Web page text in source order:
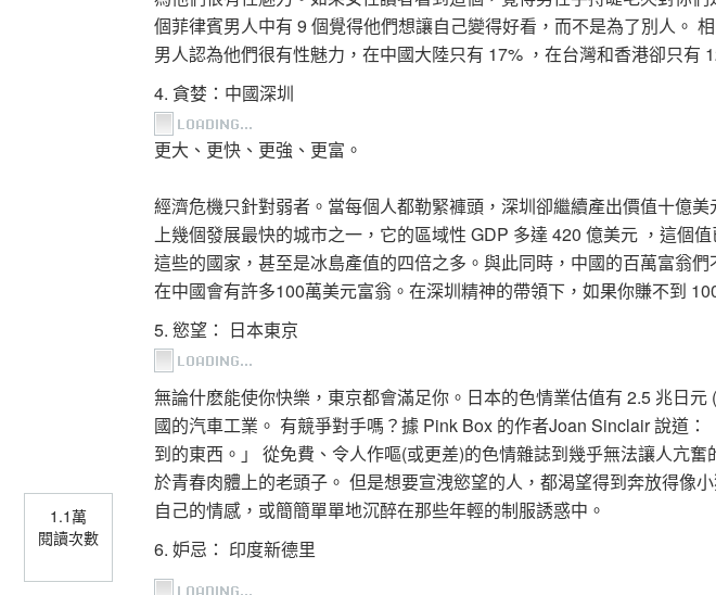
1.1萬
閱讀次數
個菲律賓男人中有 9 個覺得他們想讓自己變得好看，而不是為了別人。
男人認為他們很有性魅力，在中國大陸只有 17% ，在台灣和香港卻只有
4. 貪婪：中國深圳
更大、更快、更強、更富。
經濟危機只針對弱者。當每個人都勒緊褲頭，深圳卻繼續產出價值十億
上幾個發展最快的城市之一，它的區域性 GDP 多達 420 億美元 ，這個
這些的國家，甚至是冰島產值的四倍之多。與此同時，中國的百萬富翁
在中國會有許多100萬美元富翁。在深圳精神的帶領下，如果你賺不到
5. 慾望： 日本東京
無論什麽能使你快樂，東京都會滿足你。日本的色情業估值有 2.5 兆日
國的汽車工業。 有競爭對手嗎？據 Pink Box 的作者Joan Sinclair 說道：
到的東西。」 從免費、令人作嘔(或更差)的色情雜誌到幾乎無法讓人亢
於青春肉體上的老頭子。 但是想要宣洩慾望的人，都渴望得到奔放得像
自己的情感，或簡簡單單地沉醉在那些年輕的制服誘惑中。
6. 妒忌： 印度新德里